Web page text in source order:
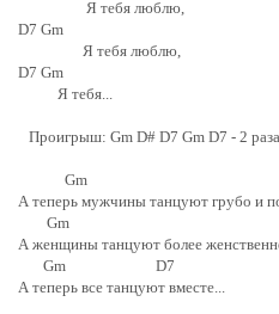
Я тебя люблю,
D7 Gm
Я тебя люблю,
D7 Gm
Я тебя...
Проигрыш: Gm D# D7 Gm D7 - 2 раза
Gm D#
А теперь мужчины танцуют грубо и
Gm
А женщины танцуют более
Gm D7
А теперь все танцуют вместе...